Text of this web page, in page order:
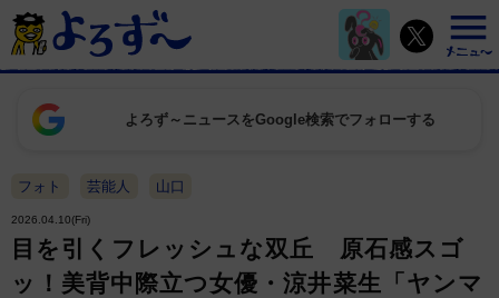
よろず～ニュースをGoogle検索でフォローする
フォト 芸能人 山口
2026.04.10(Fri)
目を引くフレッシュな双丘 原石感スゴ
ッ！美背中際立つ女優・涼井菜生「ヤンマ